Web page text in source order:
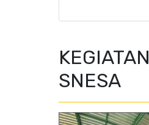
KEGIATAN
SNESA